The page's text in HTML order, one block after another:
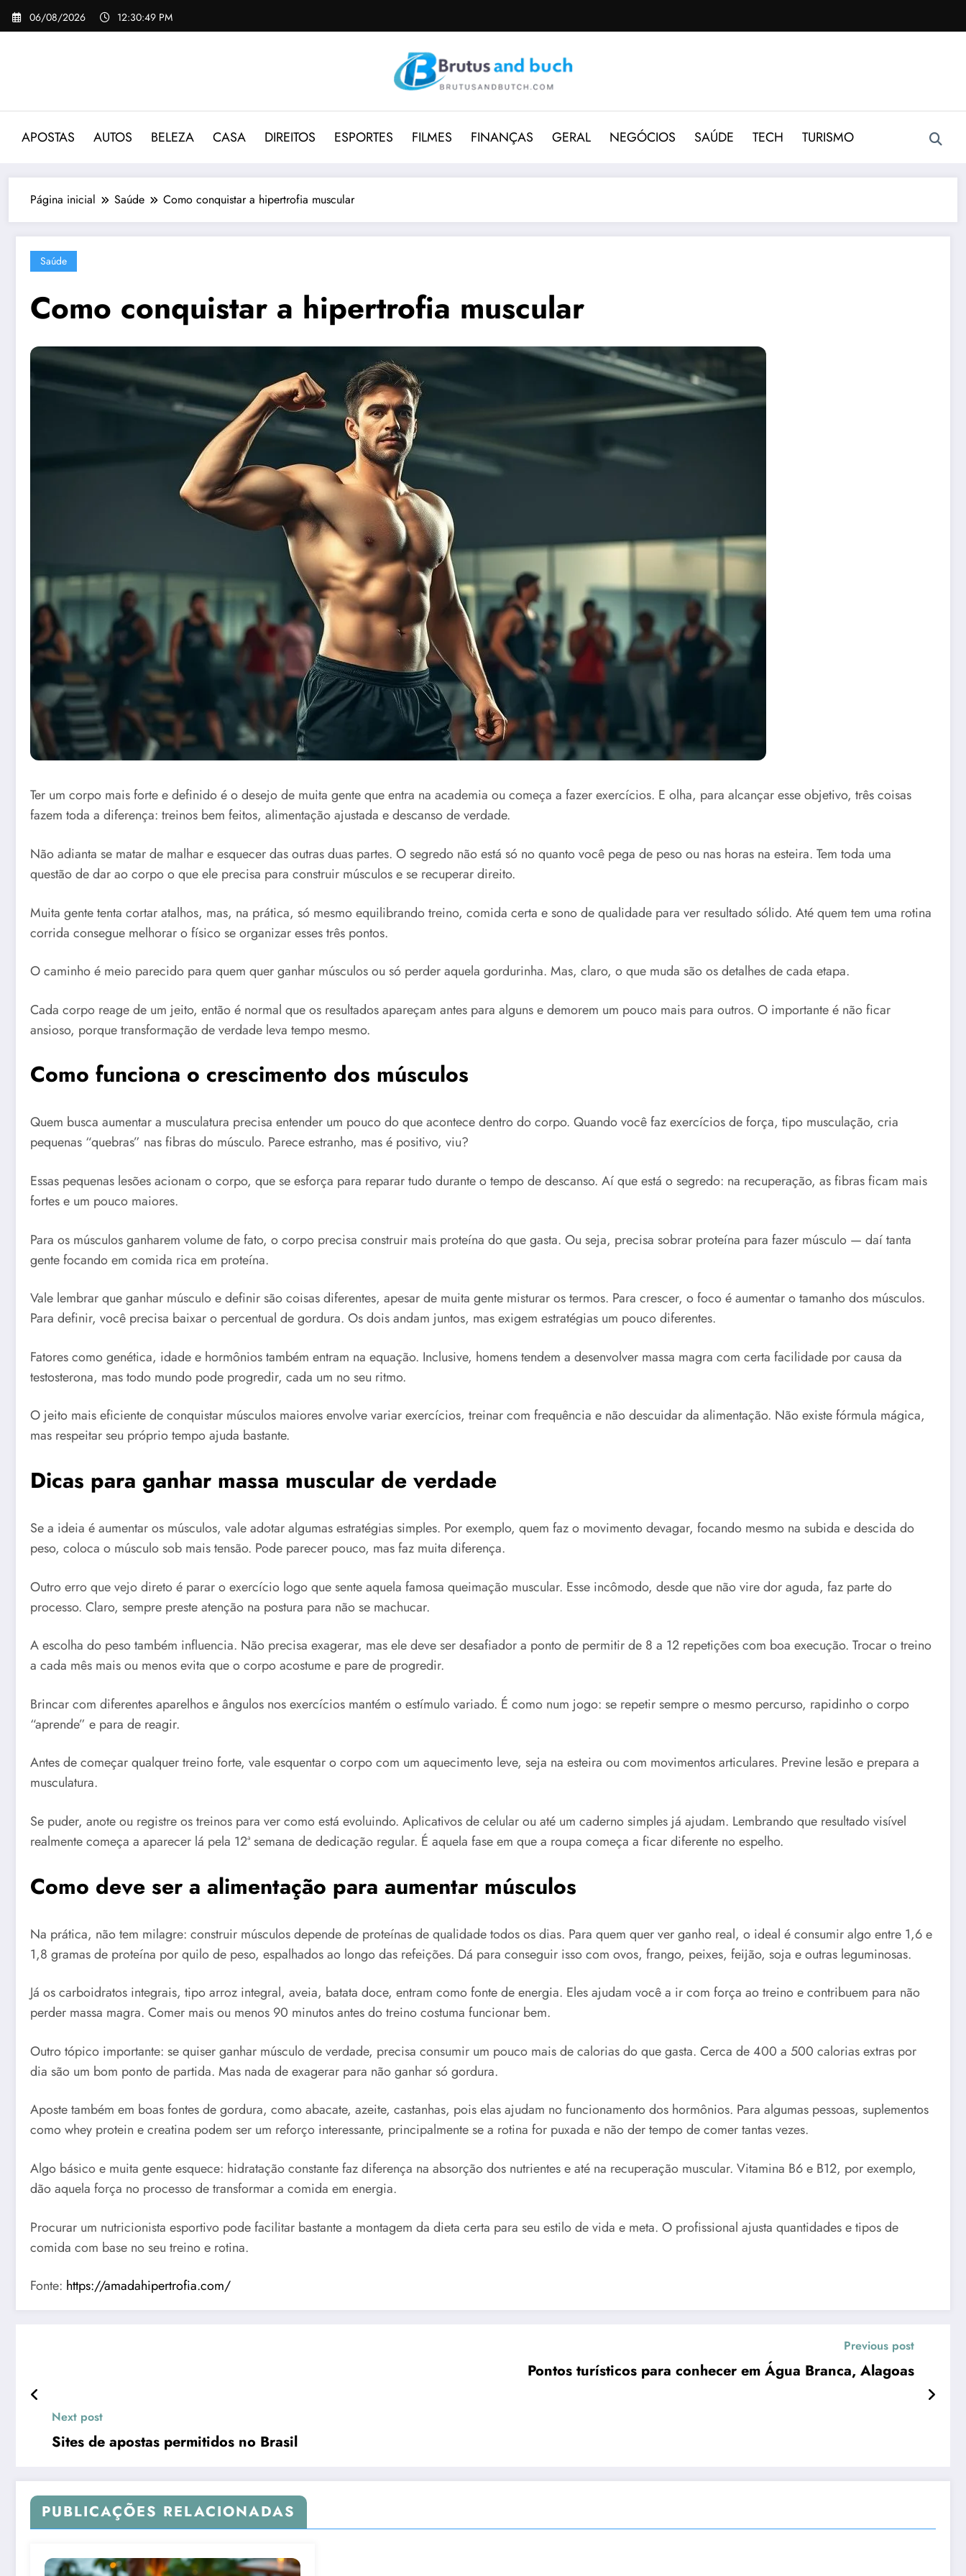
Pular
para
06/08/2026 12:30:50 PM
APOSTAS AUTOS BELEZA CASA DIREITOS ESPORTES FILMES FINANÇAS GERAL NEGÓCIOS SAÚDE TECH TURISMO
Página inicial Saúde Como conquistar a hipertrofia muscular
Saúde
Como conquistar a hipertrofia muscular
Ter um corpo mais forte e definido é o desejo de muita gente que entra na academia ou começa a fazer exercícios. E olha, para alcançar esse objetivo, três coisas
fazem toda a diferença: treinos bem feitos, alimentação ajustada e descanso de verdade.
Não adianta se matar de malhar e esquecer das outras duas partes. O segredo não está só no quanto você pega de peso ou nas horas na esteira. Tem toda uma
questão de dar ao corpo o que ele precisa para construir músculos e se recuperar direito.
Muita gente tenta cortar atalhos, mas, na prática, só mesmo equilibrando treino, comida certa e sono de qualidade para ver resultado sólido. Até quem tem uma rotina
corrida consegue melhorar o físico se organizar esses três pontos.
O caminho é meio parecido para quem quer ganhar músculos ou só perder aquela gordurinha. Mas, claro, o que muda são os detalhes de cada etapa.
Cada corpo reage de um jeito, então é normal que os resultados apareçam antes para alguns e demorem um pouco mais para outros. O importante é não ficar
ansioso, porque transformação de verdade leva tempo mesmo.
Como funciona o crescimento dos músculos
Quem busca aumentar a musculatura precisa entender um pouco do que acontece dentro do corpo. Quando você faz exercícios de força, tipo musculação, cria
pequenas “quebras” nas fibras do músculo. Parece estranho, mas é positivo, viu?
Essas pequenas lesões acionam o corpo, que se esforça para reparar tudo durante o tempo de descanso. Aí que está o segredo: na recuperação, as fibras ficam mais
fortes e um pouco maiores.
Para os músculos ganharem volume de fato, o corpo precisa construir mais proteína do que gasta. Ou seja, precisa sobrar proteína para fazer músculo — daí tanta
gente focando em comida rica em proteína.
Vale lembrar que ganhar músculo e definir são coisas diferentes, apesar de muita gente misturar os termos. Para crescer, o foco é aumentar o tamanho dos músculos.
Para definir, você precisa baixar o percentual de gordura. Os dois andam juntos, mas exigem estratégias um pouco diferentes.
Fatores como genética, idade e hormônios também entram na equação. Inclusive, homens tendem a desenvolver massa magra com certa facilidade por causa da
testosterona, mas todo mundo pode progredir, cada um no seu ritmo.
O jeito mais eficiente de conquistar músculos maiores envolve variar exercícios, treinar com frequência e não descuidar da alimentação. Não existe fórmula mágica,
mas respeitar seu próprio tempo ajuda bastante.
Dicas para ganhar massa muscular de verdade
Se a ideia é aumentar os músculos, vale adotar algumas estratégias simples. Por exemplo, quem faz o movimento devagar, focando mesmo na subida e descida do
peso, coloca o músculo sob mais tensão. Pode parecer pouco, mas faz muita diferença.
Outro erro que vejo direto é parar o exercício logo que sente aquela famosa queimação muscular. Esse incômodo, desde que não vire dor aguda, faz parte do
processo. Claro, sempre preste atenção na postura para não se machucar.
A escolha do peso também influencia. Não precisa exagerar, mas ele deve ser desafiador a ponto de permitir de 8 a 12 repetições com boa execução. Trocar o treino
a cada mês mais ou menos evita que o corpo acostume e pare de progredir.
Brincar com diferentes aparelhos e ângulos nos exercícios mantém o estímulo variado. É como num jogo: se repetir sempre o mesmo percurso, rapidinho o corpo
“aprende” e para de reagir.
Antes de começar qualquer treino forte, vale esquentar o corpo com um aquecimento leve, seja na esteira ou com movimentos articulares. Previne lesão e prepara a
musculatura.
Se puder, anote ou registre os treinos para ver como está evoluindo. Aplicativos de celular ou até um caderno simples já ajudam. Lembrando que resultado visível
realmente começa a aparecer lá pela 12ª semana de dedicação regular. É aquela fase em que a roupa começa a ficar diferente no espelho.
Como deve ser a alimentação para aumentar músculos
Na prática, não tem milagre: construir músculos depende de proteínas de qualidade todos os dias. Para quem quer ver ganho real, o ideal é consumir algo entre 1,6 e
1,8 gramas de proteína por quilo de peso, espalhados ao longo das refeições. Dá para conseguir isso com ovos, frango, peixes, feijão, soja e outras leguminosas.
Já os carboidratos integrais, tipo arroz integral, aveia, batata doce, entram como fonte de energia. Eles ajudam você a ir com força ao treino e contribuem para não
perder massa magra. Comer mais ou menos 90 minutos antes do treino costuma funcionar bem.
Outro tópico importante: se quiser ganhar músculo de verdade, precisa consumir um pouco mais de calorias do que gasta. Cerca de 400 a 500 calorias extras por
dia são um bom ponto de partida. Mas nada de exagerar para não ganhar só gordura.
Aposte também em boas fontes de gordura, como abacate, azeite, castanhas, pois elas ajudam no funcionamento dos hormônios. Para algumas pessoas, suplementos
como whey protein e creatina podem ser um reforço interessante, principalmente se a rotina for puxada e não der tempo de comer tantas vezes.
Algo básico e muita gente esquece: hidratação constante faz diferença na absorção dos nutrientes e até na recuperação muscular. Vitamina B6 e B12, por exemplo,
dão aquela força no processo de transformar a comida em energia.
Procurar um nutricionista esportivo pode facilitar bastante a montagem da dieta certa para seu estilo de vida e meta. O profissional ajusta quantidades e tipos de
comida com base no seu treino e rotina.
Fonte: https://amadahipertrofia.com/
Previous post
Pontos turísticos para conhecer em Água Branca, Alagoas
Next post
Sites de apostas permitidos no Brasil
PUBLICAÇÕES RELACIONADAS